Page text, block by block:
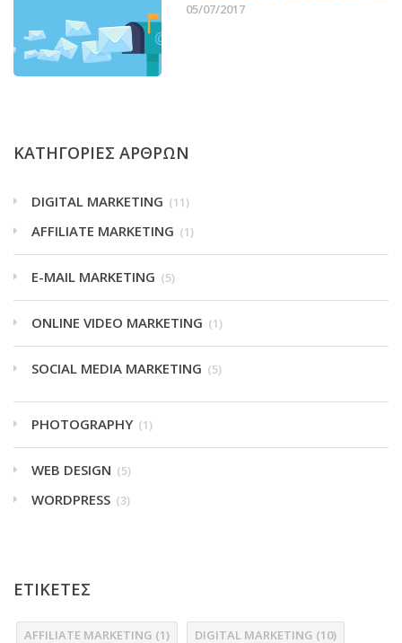
05/07/2017
ΚΑΤΗΓΟΡΙΕΣ ΑΡΘΡΩΝ
DIGITAL MARKETING (11)
AFFILIATE MARKETING (1)
E-MAIL MARKETING (5)
ONLINE VIDEO MARKETING (1)
SOCIAL MEDIA MARKETING (5)
PHOTOGRAPHY (1)
WEB DESIGN (5)
WORDPRESS (3)
ΕΤΙΚΕΤΕΣ
AFFILIATE MARKETING (1) DIGITAL MARKETING (10)